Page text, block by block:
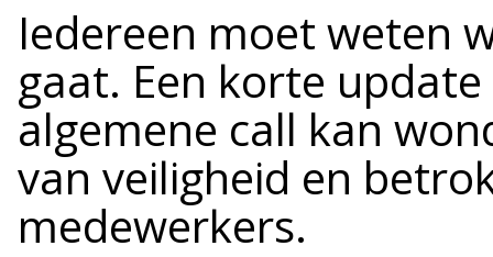
Iedereen moet weten
gaat. Een korte
algemene call kan
van veiligheid en
medewerkers.